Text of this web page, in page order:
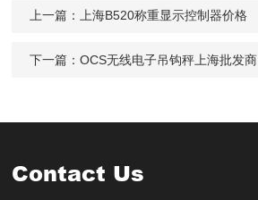
上一篇： 上海B520称重显示控制器价格
下一篇：OCS无线电子吊钩秤上海批发商
Contact Us